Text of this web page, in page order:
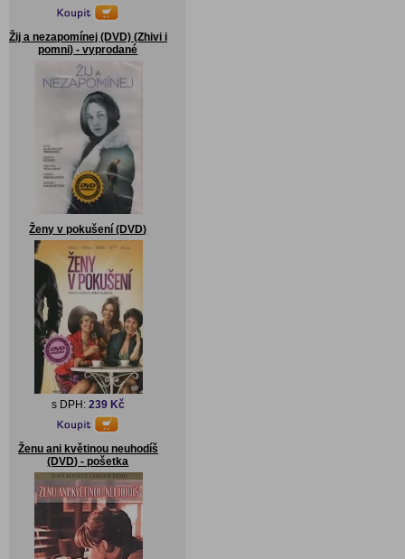
Žij a nezapomínej (DVD) (Zhivi i
pomni) - vyprodané
Ženy v pokušení (DVD)
s DPH: 239 Kč
Ženu ani květinou neuhodíš
(DVD) - pošetka